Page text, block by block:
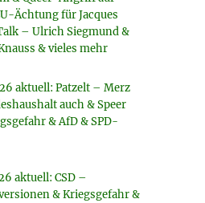
Ächtung für Jacques
– Ulrich Siegmund &
& vieles mehr
aktuell: Patzelt – Merz
auch & Speer
& AfD & SPD-
aktuell: CSD –
& Kriegsgefahr &